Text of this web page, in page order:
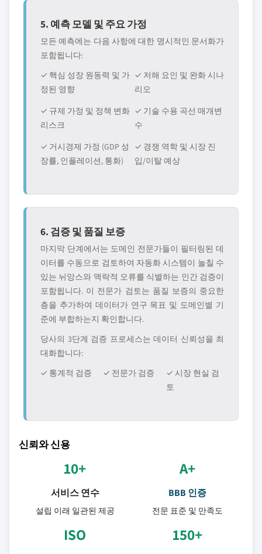
5. 예측 모델 및 주요 가정
모든 예측에는 다음 사항에 대한 명시적인 문서화가
포함됩니다:
✓ 핵심 성장 원동력 및 가
정된 영향
✓ 저해 요인 및 완화 시나
리오
✓ 규제 가정 및 정책 변화
리스크
✓ 기술 수용 곡선 매개변
수
✓ 거시경제 가정 (GDP 성
장률, 인플레이션, 통화)
✓ 경쟁 역학 및 시장 진
입/이탈 예상
6. 검증 및 품질 보증
마지막 단계에서는 도메인 전문가들이 필터링된 데
이터를 수동으로 검토하여 자동화 시스템이 놀칠 수
있는 뉘앙스와 맥락적 오류를 식별하는 인간 검증이
포함됩니다. 이 전문가 검토는 품질 보증의 중요한
층을 추가하여 데이터가 연구 목표 및 도메인별 기
준에 부합하는지 확인합니다.
당사의 3단계 검증 프로세스는 데이터 신뢰성을 최
대화합니다:
✓ 통계적 검증
✓ 전문가 검증
✓ 시장 현실 검
토
신뢰와 신용
10+
서비스 연수
설립 이래 일관된 제공
A+
BBB 인증
전문 표준 및 만족도
ISO 150+